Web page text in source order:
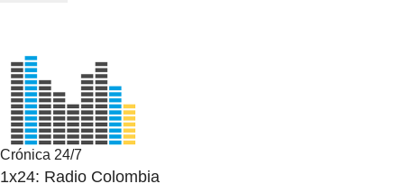
Crónica 24/7
1x24: Radio Colombia